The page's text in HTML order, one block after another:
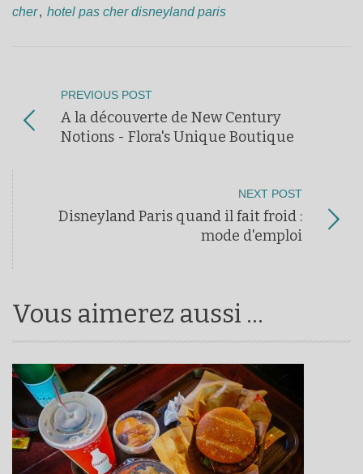
cher, hotel pas cher disneyland paris
PREVIOUS POST
A la découverte de New Century
Notions - Flora's Unique Boutique
NEXT POST
Disneyland Paris quand il fait froid :
mode d'emploi
Vous aimerez aussi ...